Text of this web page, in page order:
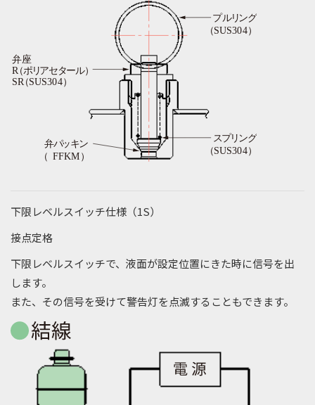
下限レベルスイッチ仕様（1S）
接点定格
下限レベルスイッチで、液面が設定位置にきた時に信号を出
します。
また、その信号を受けて警告灯を点滅することもできます。